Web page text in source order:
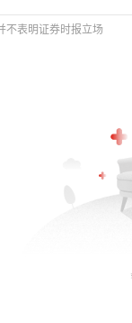
不表明证券时报立场